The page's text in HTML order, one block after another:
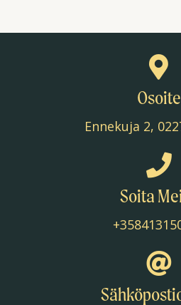
Osoite
Ennekuja 2,
Soita